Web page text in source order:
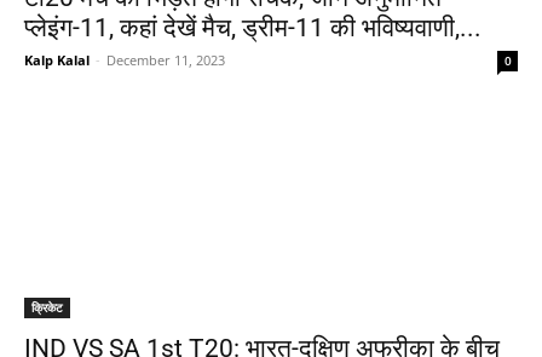
प्लेइंग-11, कहां देखें मैच, ड्रीम-11 की भविष्यवाणी,...
Kalp Kalal - December 11, 2023 0
क्रिकेट
IND VS SA 1st T20: भारत-दक्षिण अफ्रीका के बीच